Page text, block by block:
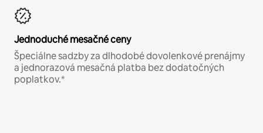
Jednoduché mesačné ceny
Špeciálne sadzby za dlhodobé dovolenkové prenájmy
a jednorazová mesačná platba bez dodatočných
poplatkov.*